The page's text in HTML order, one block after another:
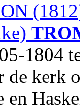
1804
de kerk
en